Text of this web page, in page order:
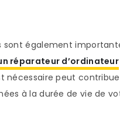
sont également
réparateur d’ordinateur
nécessaire peut
à la durée de vie de